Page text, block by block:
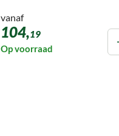
vanaf
104,19
Op voorraad